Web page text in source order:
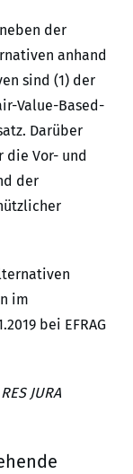
der
anhand
sind (1) der
Value-Based-
Darüber
die Vor- und
der
im
bei EFRAG
JURA